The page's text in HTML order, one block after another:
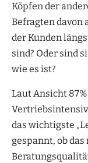
Köpfen der
Befragten davon
der Kunden
sind? Oder sind
wie es ist?
Laut Ansicht
das wichtigste
gespannt, ob